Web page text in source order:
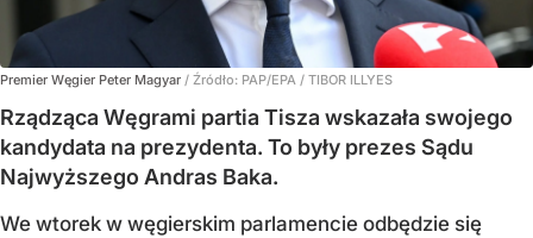
Premier Węgier Peter Magyar / Źródło: PAP/EPA / TIBOR ILLYES
Rządząca Węgrami partia Tisza wskazała swojego
kandydata na prezydenta. To były prezes Sądu
Najwyższego Andras Baka.
We wtorek w węgierskim parlamencie odbędzie się